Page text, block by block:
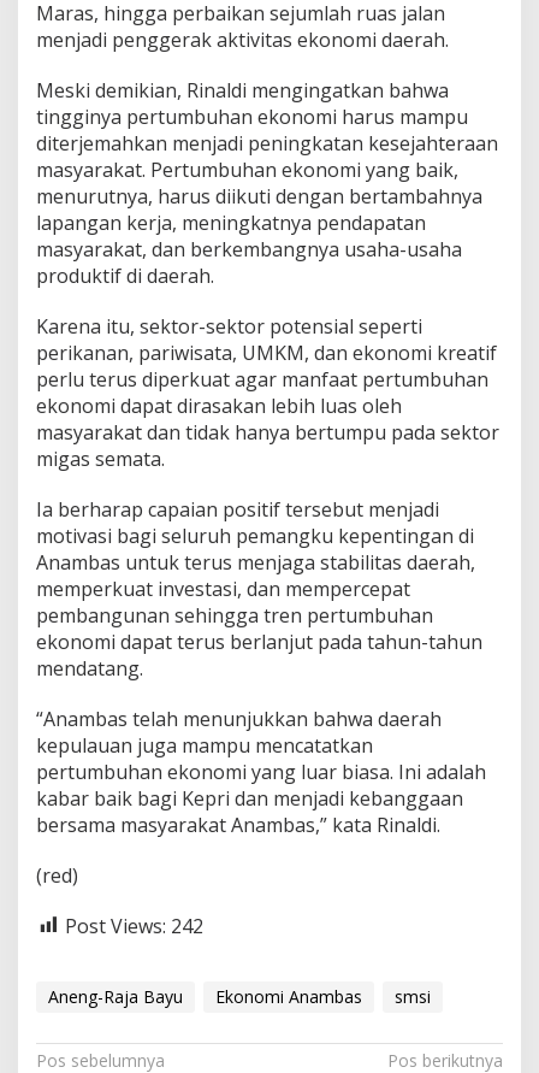
Maras, hingga perbaikan sejumlah ruas jalan
menjadi penggerak aktivitas ekonomi daerah.
Meski demikian, Rinaldi mengingatkan bahwa
tingginya pertumbuhan ekonomi harus mampu
diterjemahkan menjadi peningkatan kesejahteraan
masyarakat. Pertumbuhan ekonomi yang baik,
menurutnya, harus diikuti dengan bertambahnya
lapangan kerja, meningkatnya pendapatan
masyarakat, dan berkembangnya usaha-usaha
produktif di daerah.
Karena itu, sektor-sektor potensial seperti
perikanan, pariwisata, UMKM, dan ekonomi kreatif
perlu terus diperkuat agar manfaat pertumbuhan
ekonomi dapat dirasakan lebih luas oleh
masyarakat dan tidak hanya bertumpu pada sektor
migas semata.
Ia berharap capaian positif tersebut menjadi
motivasi bagi seluruh pemangku kepentingan di
Anambas untuk terus menjaga stabilitas daerah,
memperkuat investasi, dan mempercepat
pembangunan sehingga tren pertumbuhan
ekonomi dapat terus berlanjut pada tahun-tahun
mendatang.
“Anambas telah menunjukkan bahwa daerah
kepulauan juga mampu mencatatkan
pertumbuhan ekonomi yang luar biasa. Ini adalah
kabar baik bagi Kepri dan menjadi kebanggaan
bersama masyarakat Anambas,” kata Rinaldi.
(red)
Post Views: 242
Aneng-Raja Bayu Ekonomi Anambas smsi
Pos sebelumnya
Pos berikutnya